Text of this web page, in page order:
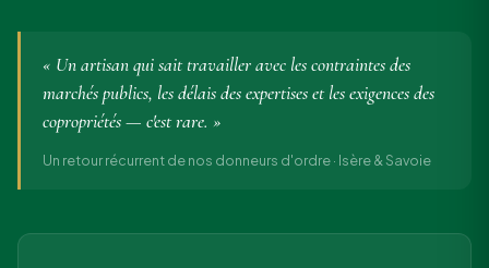
« Un artisan qui sait travailler avec les contraintes des
marchés publics, les délais des expertises et les exigences des
copropriétés — c'est rare. »
Un retour récurrent de nos donneurs d'ordre · Isère & Savoie